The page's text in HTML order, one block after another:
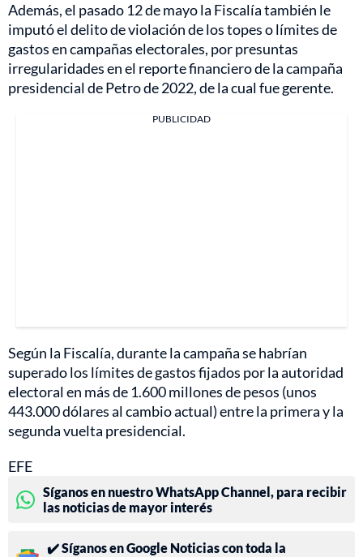
Además, el pasado 12 de mayo la Fiscalía también le
imputó el delito de violación de los topes o límites de
gastos en campañas electorales, por presuntas
irregularidades en el reporte financiero de la campaña
presidencial de Petro de 2022, de la cual fue gerente.
PUBLICIDAD
Según la Fiscalía, durante la campaña se habrían
superado los límites de gastos fijados por la autoridad
electoral en más de 1.600 millones de pesos (unos
443.000 dólares al cambio actual) entre la primera y la
segunda vuelta presidencial.
EFE
Síganos en nuestro WhatsApp Channel, para recibir
las noticias de mayor interés
✔️ Síganos en Google Noticias con toda la